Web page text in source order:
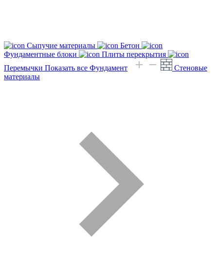
Сыпучие материалы
Бетон
Фундаментные блоки
Плиты перекрытия
Перемычки Показать все Фундамент
Стеновые
материалы